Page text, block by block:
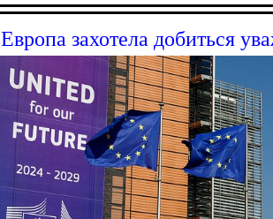
Европа захотела добиться